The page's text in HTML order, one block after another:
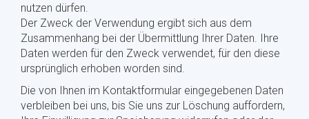
nutzen dürfen.
Der Zweck der Verwendung ergibt sich aus dem
Zusammenhang bei der Übermittlung Ihrer Daten. Ihre
Daten werden für den Zweck verwendet, für den diese
ursprünglich erhoben worden sind.
Die von Ihnen im Kontaktformular eingegebenen Daten
verbleiben bei uns, bis Sie uns zur Löschung auffordern,